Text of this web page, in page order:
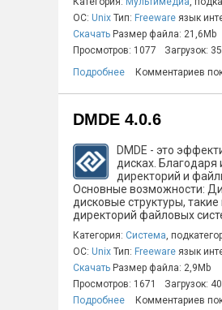
ОС: Unix Тип: Freeware язык
Скачать Размер файла: 21,6Mb
Просмотров: 1077
Загрузок: 35
Подробнее
Комментариев
DMDE 4.0.6
DMDE - это
дисках.
директорий и
Основные возможности:
дисковые структуры,
директорий файловых
Категория: Система,
ОС: Unix Тип: Freeware язык
Скачать Размер файла: 2,9Mb
Просмотров: 1671
Загрузок: 40
Подробнее
Комментариев